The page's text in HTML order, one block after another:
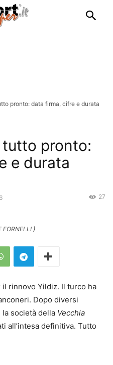
pronto: data firma, cifre e durata
tutto pronto:
e durata
27
FORNELLI )
il rinnovo Yildiz. Il turco ha
Dopo diversi
società della Vecchia
all’intesa definitiva. Tutto